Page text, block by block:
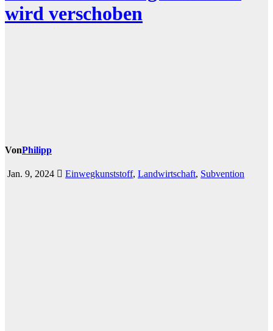
wird verschoben
VonPhilipp
Jan. 9, 2024 Einwegkunststoff, Landwirtschaft, Subvention